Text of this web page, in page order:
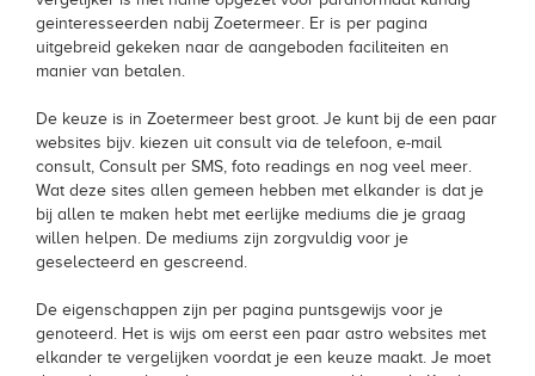
geinteresseerden nabij Zoetermeer. Er is per pagina
uitgebreid gekeken naar de aangeboden faciliteiten en
manier van betalen.
De keuze is in Zoetermeer best groot. Je kunt bij de een paar
websites bijv. kiezen uit consult via de telefoon, e-mail
consult, Consult per SMS, foto readings en nog veel meer.
Wat deze sites allen gemeen hebben met elkander is dat je
bij allen te maken hebt met eerlijke mediums die je graag
willen helpen. De mediums zijn zorgvuldig voor je
geselecteerd en gescreend.
De eigenschappen zijn per pagina puntsgewijs voor je
genoteerd. Het is wijs om eerst een paar astro websites met
elkander te vergelijken voordat je een keuze maakt. Je moet